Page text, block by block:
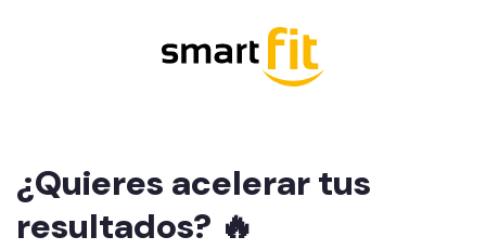
¿Quieres acelerar tus
resultados? 🔥